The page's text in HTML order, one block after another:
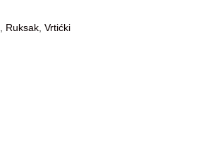
, Ruksak,Vrtićki